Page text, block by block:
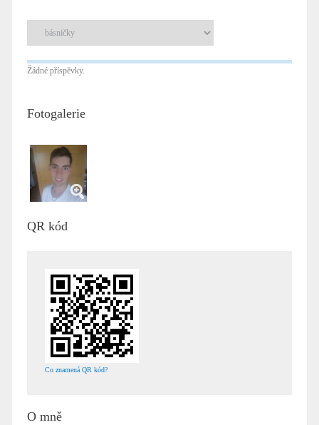
Žádné příspěvky.
Fotogalerie
QR kód
Co znamená QR kód?
O mně